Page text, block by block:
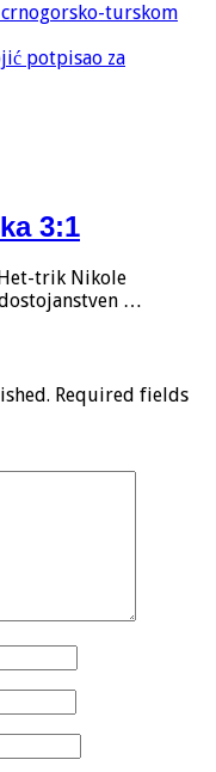
turskom
potpisao za
3:1
Het-trik Nikole
…
Required fields